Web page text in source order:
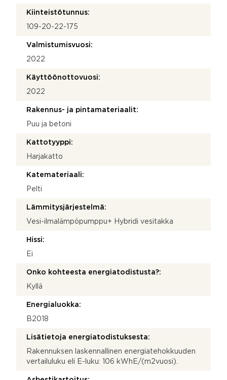
Kiinteistötunnus:
109-20-22-175
Valmistumisvuosi:
2022
Käyttöönottovuosi:
2022
Rakennus- ja pintamateriaalit:
Puu ja betoni
Kattotyyppi:
Harjakatto
Katemateriaali:
Pelti
Lämmitysjärjestelmä:
Vesi-ilmalämpöpumppu+ Hybridi vesitakka
Hissi:
Ei
Onko kohteesta energiatodistusta?:
Kyllä
Energialuokka:
B2018
Lisätietoja energiatodistuksesta:
Rakennuksen laskennallinen energiatehokkuuden
vertailuluku eli E-luku: 106 kWhE/(m2vuosi).